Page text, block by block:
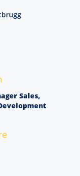
Sales,